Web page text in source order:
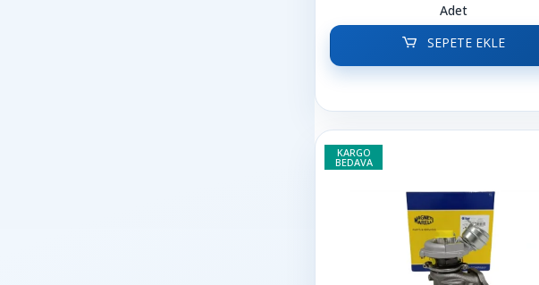
Adet
SEPETE EKLE
KARGO
BEDAVA